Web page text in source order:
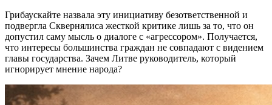
Грибаускайте назвала эту инициативу безответственной и
подвергла Сквернялиса жесткой критике лишь за то, что он
допустил саму мысль о диалоге с «агрессором». Получается,
что интересы большинства граждан не совпадают с видением
главы государства. Зачем Литве руководитель, который
игнорирует мнение народа?